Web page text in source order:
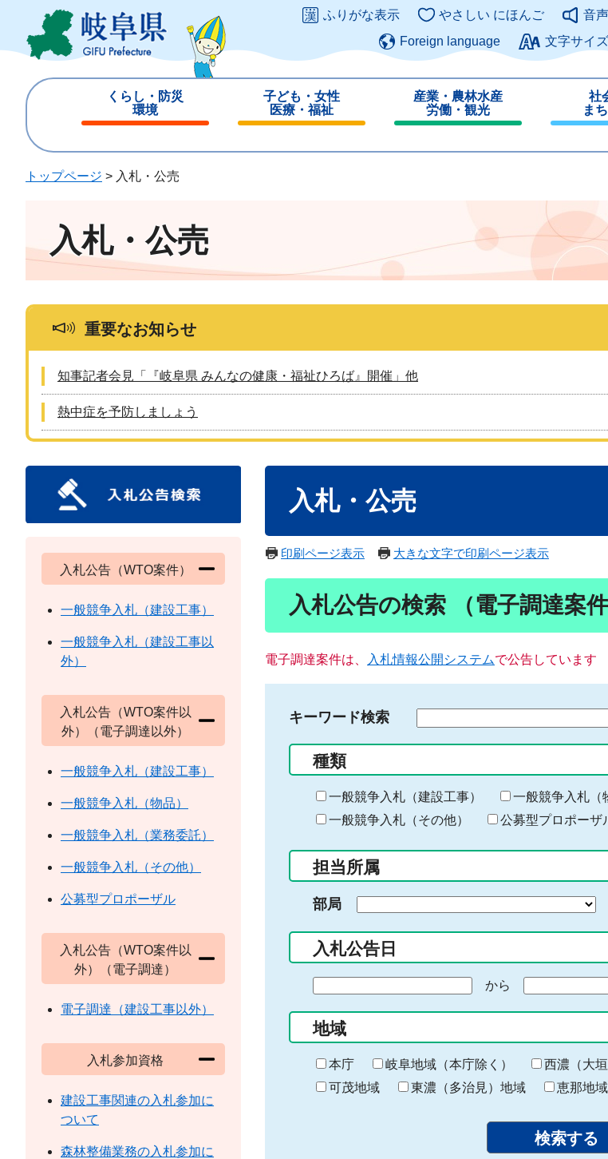
ジ
ュ
このページの本文へ
ふりがな表示 やさしい にほんご
音
Foreign language
文字サイ
くらし・防災
環境
じ
子ども・女性
医療・福祉
じ
産業・農林水産
労働・観光
じ
社
ま
じ
トップページ > 入札・公売
入札・公売
重要なお知らせ
知事記者会見「『岐阜県 みんなの健康・福祉ひろば』開催」他
熱中症を予防しましょう
入札・公売
印刷ページ表示 大きな文字で印刷ページ表示
入札公告の検索 （電子調達案件
電子調達案件は、 入札情報公開システムで公告しています
キーワード検索
る
キ
ー
ー
入
力
種類
一般競争入札（建設工事） 一般競争入札（
一般競争入札（その他）
公募型プロポーザ
担当所属
部局
入札公告日
の
始
ま
り
から
終
わ
り
地域
本庁 岐阜地域（本庁除く） 西濃（大
可茂地域
東濃（多治見）地域 恵那地域
入札公告（WTO案件）
一般競争入札（建設工事）
一般競争入札（建設工事以
外）
入札公告（WTO案件以
外）（電子調達以外）
一般競争入札（建設工事）
一般競争入札（物品）
一般競争入札（業務委託）
一般競争入札（その他）
公募型プロポーザル
入札公告（WTO案件以
外）（電子調達）
電子調達（建設工事以外）
入札参加資格
建設工事関連の入札参加に
ついて
森林整備業務の入札参加に